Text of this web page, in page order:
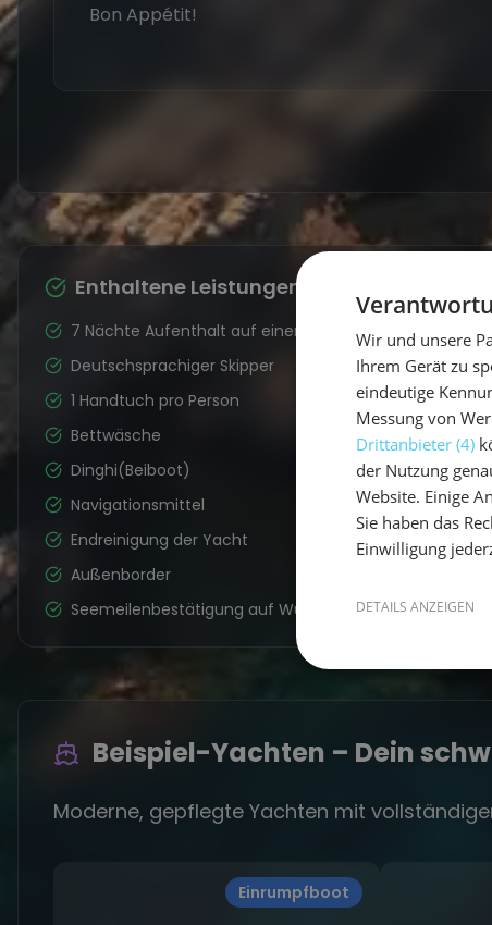
Bon Appétit!
Enthaltene Leistungen
7 Nächte Aufenthalt auf einer privaten 3 Kabinen Yacht
Deutschsprachiger Skipper
1 Handtuch pro Person
Bettwäsche
Dinghi(Beiboot)
Navigationsmittel
Endreinigung der Yacht
Außenborder
Seemeilenbestätigung auf Wunsch
Beispiel-Yachten – Dein
Moderne, gepflegte Yachten mit
Einrumpfboot
Wir und unsere
Ihrem Gerät zu
eindeutige
Messung von
Drittanbieter (4)
der Nutzung
Website. Einige
Sie haben das
Einwilligung
DETAILS ANZEIGEN